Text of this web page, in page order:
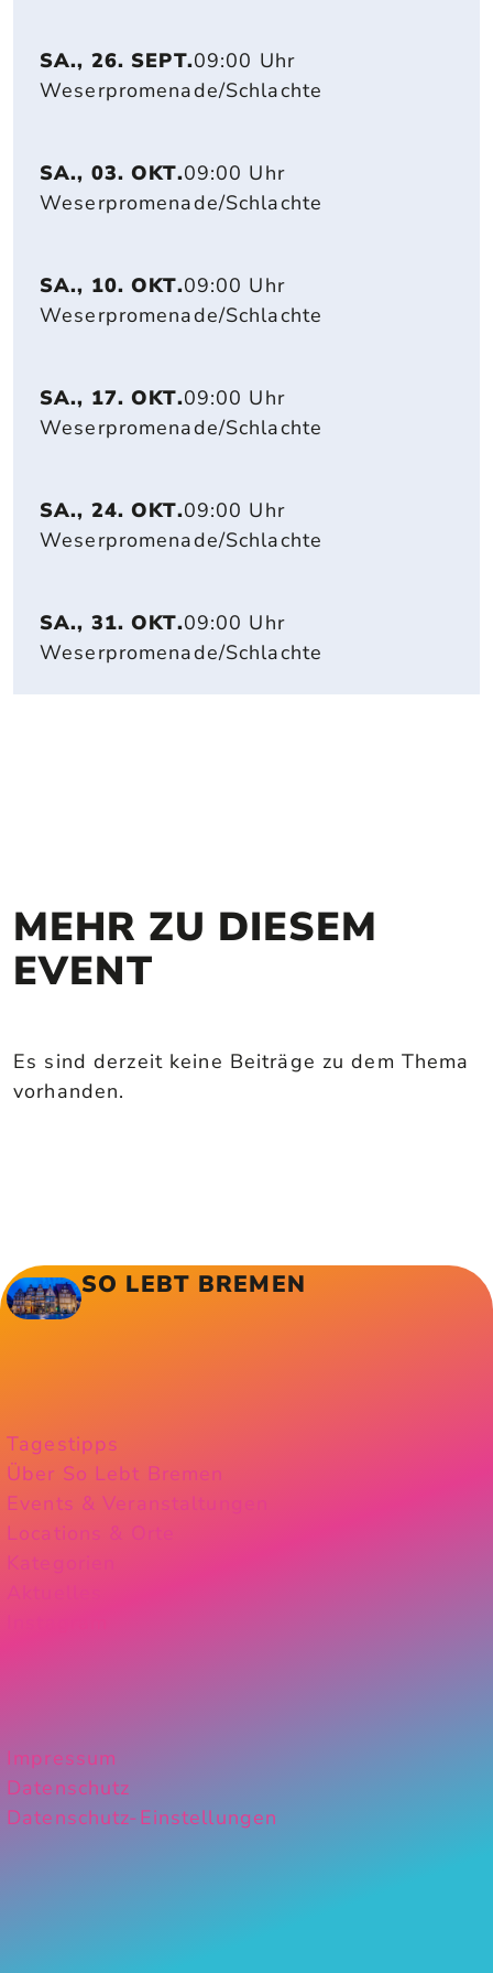
SA., 26. SEPT.09:00 Uhr
Weserpromenade/Schlachte
SA., 03. OKT.09:00 Uhr
Weserpromenade/Schlachte
SA., 10. OKT.09:00 Uhr
Weserpromenade/Schlachte
SA., 17. OKT.09:00 Uhr
Weserpromenade/Schlachte
SA., 24. OKT.09:00 Uhr
Weserpromenade/Schlachte
SA., 31. OKT.09:00 Uhr
Weserpromenade/Schlachte
MEHR ZU DIESEM
EVENT
Es sind derzeit keine Beiträge zu dem Thema
vorhanden.
SO LEBT BREMEN
Tagestipps
Über So Lebt Bremen
Events & Veranstaltungen
Locations & Orte
Kategorien
Aktuelles
Impressum
Datenschutz
Datenschutz-Einstellungen